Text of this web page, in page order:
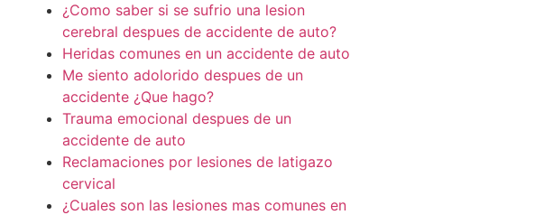
¿Como saber si se sufrio una lesion
cerebral despues de accidente de auto?
Heridas comunes en un accidente de auto
Me siento adolorido despues de un
accidente ¿Que hago?
Trauma emocional despues de un
accidente de auto
Reclamaciones por lesiones de latigazo
cervical
¿Cuales son las lesiones mas comunes en